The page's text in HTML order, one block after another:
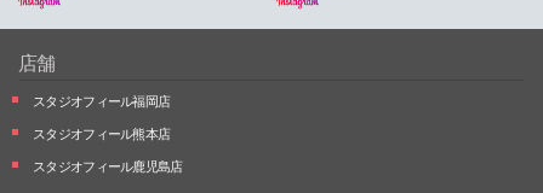
店舗
スタジオフィール福岡店
スタジオフィール熊本店
スタジオフィール鹿児島店